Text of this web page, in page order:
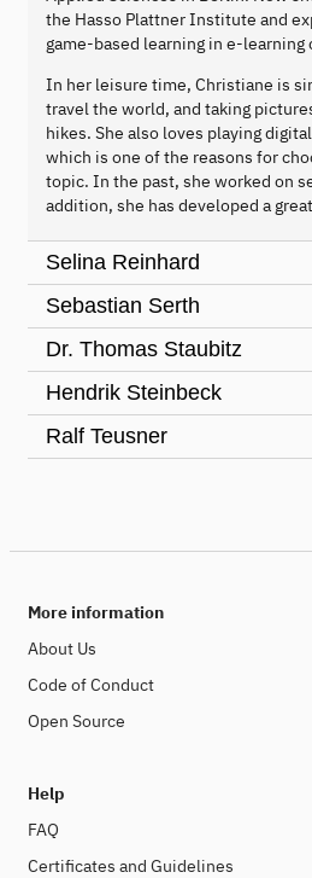
the Hasso Plattner Institute and
game-based learning in e-learning
In her leisure time, Christiane is
travel the world, and taking
hikes. She also loves playing
which is one of the reasons for
topic. In the past, she worked on
addition, she has developed a
Selina Reinhard
Sebastian Serth
Dr. Thomas Staubitz
Hendrik Steinbeck
Ralf Teusner
More information
About Us
Code of Conduct
Open Source
Help
FAQ
Certificates and Guidelines